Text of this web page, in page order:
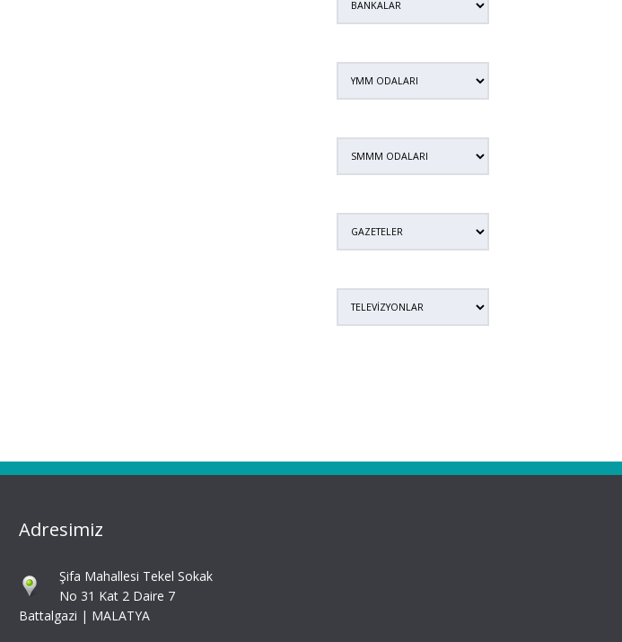
Adresimiz
Şifa Mahallesi Tekel Sokak
No 31 Kat 2 Daire 7
Battalgazi | MALATYA